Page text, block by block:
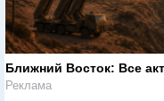
Ближний Восток: Все
Реклама